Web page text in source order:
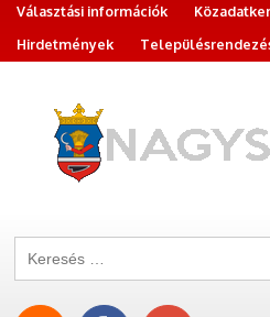
Választási információk
Hirdetmények